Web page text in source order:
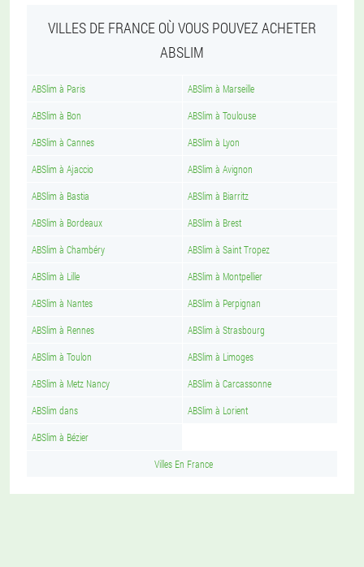
VILLES DE FRANCE OÙ VOUS POUVEZ ACHETER
ABSLIM
ABSlim à Paris ABSlim à Marseille
ABSlim à Bon ABSlim à Toulouse
ABSlim à Cannes ABSlim à Lyon
ABSlim à Ajaccio ABSlim à Avignon
ABSlim à Bastia ABSlim à Biarritz
ABSlim à Bordeaux ABSlim à Brest
ABSlim à Chambéry ABSlim à Saint Tropez
ABSlim à Lille ABSlim à Montpellier
ABSlim à Nantes ABSlim à Perpignan
ABSlim à Rennes ABSlim à Strasbourg
ABSlim à Toulon ABSlim à Limoges
ABSlim à Metz Nancy ABSlim à Carcassonne
ABSlim dans ABSlim à Lorient
ABSlim à Bézier
Villes En France